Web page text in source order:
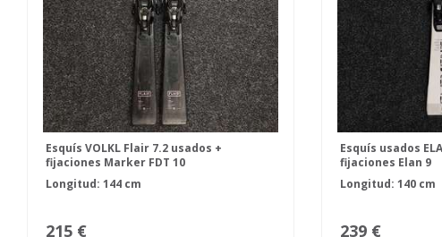
Esquís VOLKL Flair 7.2 usados +
fijaciones Marker FDT 10
Longitud: 144 cm
215 €
Esquís usados
fijaciones Elan 9
Longitud: 140 cm
239 €